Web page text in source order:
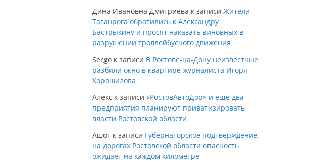
Дина Ивановна Дмитриева к записи Жители
Таганрога обратились к Александру
Бастрыкину и просят наказать виновных в
разрушении троллейбусного движения
Sergo к записи В Ростове-на-Дону неизвестные
разбили окно в квартире журналиста Игоря
Хорошилова
Алекс к записи «РостовАвтоДор» и еще два
предприятия планируют приватизировать
власти Ростовской области
Ашот к записи Губернаторское подтверждение:
на дорогах Ростовской области опасность
ожидает на каждом километре